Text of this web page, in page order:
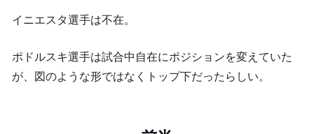
イニエスタ選手は不在。
ポドルスキ選手は試合中自在にポジションを変えていた
が、図のような形ではなくトップ下だったらしい。